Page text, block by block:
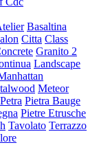
Basaltina
Citta Class
Granito 2
Landscape
Meteor
Petra Pietra Bauge
Pietre Etrusche
Tavolato Terrazzo